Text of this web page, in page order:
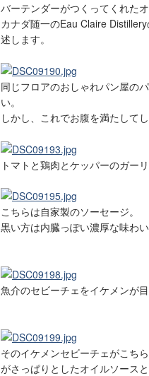
バーテンダーがつくってくれた
カナダ随一のEau Claire
述します。
同じフロアのおしゃれパン屋の
い。
しかし、これでお腹を満たして
トマトと鶏肉とケッパーのガー
こちらは自家製のソーセージ。
黒い方は内臓っぽい濃厚な味わ
魚介のセビーチェをイケメンが
そのイケメンセビーチェがこち
がさっぱりとしたオイルソース